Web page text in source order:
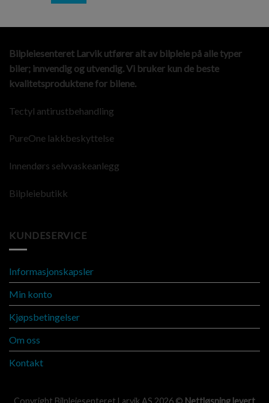
Bilpleiesenteret Larvik utfører alt av bilpleie på alle typer
biler; innvendig og utvendig. Vi bruker kun de beste
kvalitetsproduktene for bilene.
Tectyl antirustbehandling
PureOne lakkbeskyttelse
Innendørs selvvaskeanlegg
Bilpleiebutikk
KUNDESERVICE
Informasjonskapsler
Min konto
Kjøpsbetingelser
Om oss
Kontakt